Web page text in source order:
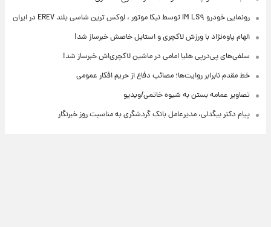
رونمایی خودرو IM LS۹ توسط نیکا موتور ، لوکس ترین شاسی بلند EREV در ایران
الهام پاوه‌نژاد با ورزش لاکچری و استایل خاصش خبرساز شد!
سلفی‌های پی‌درپی هلیا امامی در ماشین لاکچری‌اش خبرساز شد!
خط مقدم نابرابر روایت‌ها؛ مصائب دفاع از حریم افکار عمومی
تصاویر عمامه بستن به شیوه خاتمی/ویدیو
پیام دکتر بیگدلی، مدیرعامل بانک گردشگری به مناسبت روز خبرنگار